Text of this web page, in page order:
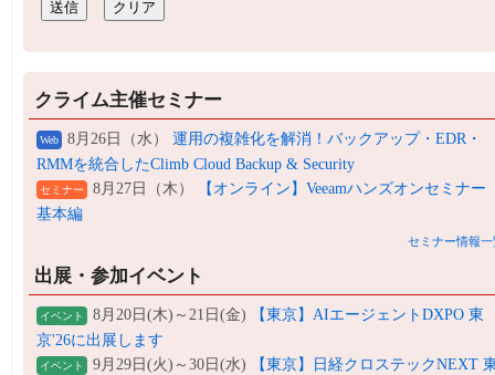
クライム主催セミナー
Web 8月26日（水） 運用の複雑化を解消！バックアップ・EDR・
RMMを統合したClimb Cloud Backup & Security
セミナー 8月27日（木）
【オンライン】Veeamハンズオンセミナー
基本編
セミナー情報一
出展・参加イベント
イベント 8月20日(木)～21日(金)
【東京】AIエージェントDXPO 東
京'26に出展します
イベント 9月29日(火)～30日(水)
【東京】日経クロステックNEXT